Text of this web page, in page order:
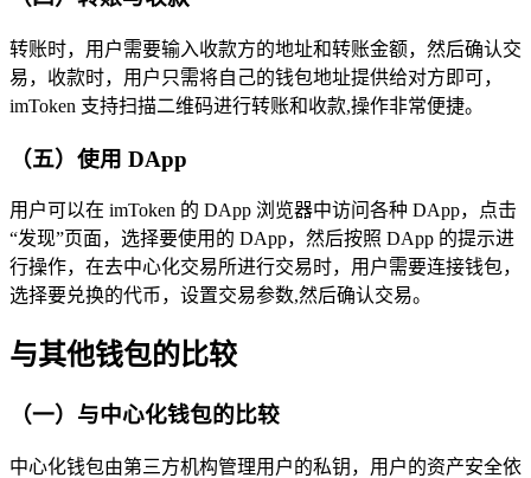
转账时，用户需要输入收款方的地址和转账金额，然后确认交
易，收款时，用户只需将自己的钱包地址提供给对方即可，
imToken 支持扫描二维码进行转账和收款,操作非常便捷。
（五）使用 DApp
用户可以在 imToken 的 DApp 浏览器中访问各种 DApp，点击
“发现”页面，选择要使用的 DApp，然后按照 DApp 的提示进
行操作，在去中心化交易所进行交易时，用户需要连接钱包，
选择要兑换的代币，设置交易参数,然后确认交易。
与其他钱包的比较
（一）与中心化钱包的比较
中心化钱包由第三方机构管理用户的私钥，用户的资产安全依